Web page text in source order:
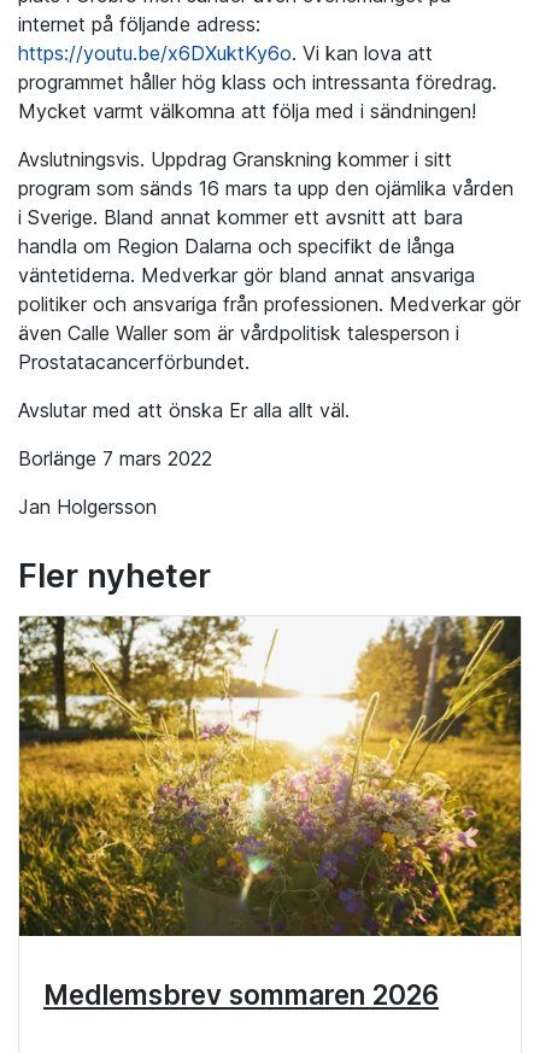
internet på följande adress:
https://youtu.be/x6DXuktKy6o. Vi kan lova att
programmet håller hög klass och intressanta föredrag.
Mycket varmt välkomna att följa med i sändningen!
Avslutningsvis. Uppdrag Granskning kommer i sitt
program som sänds 16 mars ta upp den ojämlika vården
i Sverige. Bland annat kommer ett avsnitt att bara
handla om Region Dalarna och specifikt de långa
väntetiderna. Medverkar gör bland annat ansvariga
politiker och ansvariga från professionen. Medverkar gör
även Calle Waller som är vårdpolitisk talesperson i
Prostatacancerförbundet.
Avslutar med att önska Er alla allt väl.
Borlänge 7 mars 2022
Jan Holgersson
Fler nyheter
Medlemsbrev sommaren 2026